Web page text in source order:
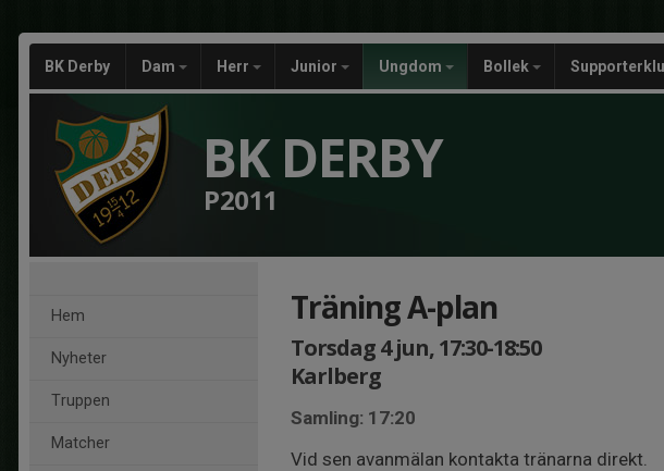
BK Derby Dam Herr Junior Ungdom Bollek
BK DERBY
P2011
Hem
Nyheter
Truppen
Matcher
Träning A-plan
Torsdag 4 jun, 17:30-18:50
Karlberg
Samling: 17:20
Vid sen avanmälan kontakta tränarna direkt.